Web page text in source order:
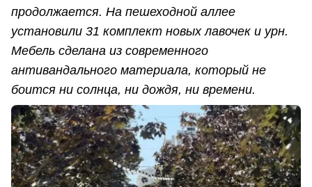
продолжается. На пешеходной аллее
установили 31 комплект новых лавочек и урн.
Мебель сделана из современного
антивандального материала, который не
боится ни солнца, ни дождя, ни времени.